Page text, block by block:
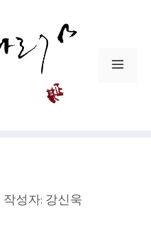
메
작성자: 강신욱